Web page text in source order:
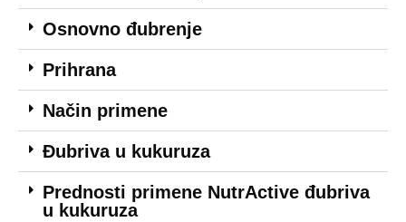
Osnovno đubrenje
Prihrana
Način primene
Đubriva u kukuruza
Prednosti primene NutrActive đubriva
u kukuruza